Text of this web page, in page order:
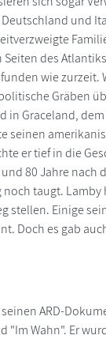
und
des
wie zurzeit.
Gräben
Graceland, dem
seinen
er tief in die
80 Jahre nach
taugt.
stellen. Einige
Doch es gab
ARD-
Wahn". Er